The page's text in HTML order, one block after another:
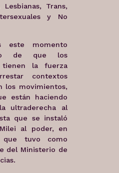
Trans,
y No
este momento
de que los
tienen la fuerza
contextos
los movimientos,
están haciendo
ultraderecha al
que se instaló
al poder, en
tuvo como
del Ministerio de